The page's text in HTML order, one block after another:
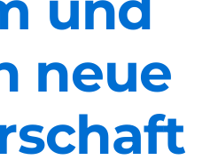
neue